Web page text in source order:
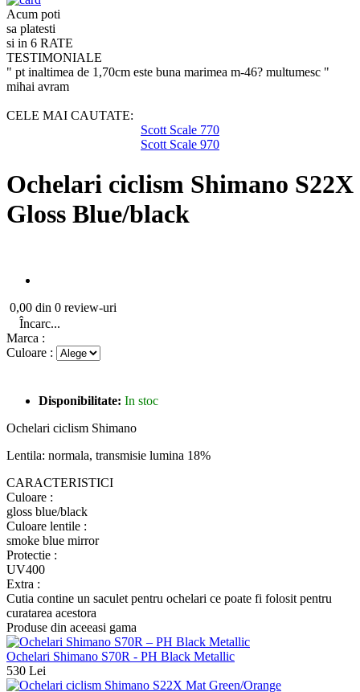
Acum poti
sa platesti
si in 6 RATE
TESTIMONIALE
" pt inaltimea de 1,70cm este buna marimea m-46? multumesc "
mihai avram
CELE MAI CAUTATE:
Scott Scale 770
Scott Scale 970
Ochelari ciclism Shimano S22X
Gloss Blue/black
0,00 din 0 review-uri
Încarc...
Marca :
Culoare :
Disponibilitate: In stoc
Ochelari ciclism Shimano
Lentila: normala, transmisie lumina 18%
CARACTERISTICI
Culoare :
gloss blue/black
Culoare lentile :
smoke blue mirror
Protectie :
UV400
Extra :
Cutia contine un saculet pentru ochelari ce poate fi folosit pentru
curatarea acestora
Produse din aceeasi gama
Ochelari Shimano S70R - PH Black Metallic
530 Lei